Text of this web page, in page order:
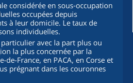
considérée en sous‑occupation
occupées depuis
à leur domicile. Le taux de
individuelles.
avec la part plus ou
la plus concernée par la
France, en PACA, en Corse et
prégnant dans les couronnes